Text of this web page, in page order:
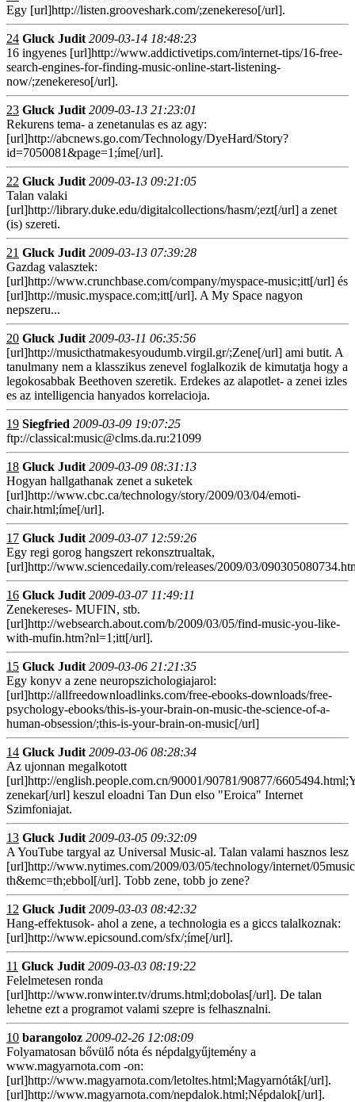
Egy [url]http://listen.grooveshark.com/;zenekereso[/url].
24 Gluck Judit 2009-03-14 18:48:23
16 ingyenes [url]http://www.addictivetips.com/internet-tips/16-free-
search-engines-for-finding-music-online-start-listening-
now/;zenekereso[/url].
23 Gluck Judit 2009-03-13 21:23:01
Rekurens tema- a zenetanulas es az agy:
[url]http://abcnews.go.com/Technology/DyeHard/Story?
id=7050081&page=1;íme[/url].
22 Gluck Judit 2009-03-13 09:21:05
Talan valaki
[url]http://library.duke.edu/digitalcollections/hasm/;ezt[/url] a zenet
(is) szereti.
21 Gluck Judit 2009-03-13 07:39:28
Gazdag valasztek:
[url]http://www.crunchbase.com/company/myspace-music;itt[/url] és
[url]http://music.myspace.com;itt[/url]. A My Space nagyon
nepszeru...
20 Gluck Judit 2009-03-11 06:35:56
[url]http://musicthatmakesyoudumb.virgil.gr/;Zene[/url] ami butit. A
tanulmany nem a klasszikus zenevel foglalkozik de kimutatja hogy a
legokosabbak Beethoven szeretik. Erdekes az alapotlet- a zenei izles
es az intelligencia hanyados korrelacioja.
19 Siegfried 2009-03-09 19:07:25
ftp://classical:music@clms.da.ru:21099
18 Gluck Judit 2009-03-09 08:31:13
Hogyan hallgathanak zenet a suketek
[url]http://www.cbc.ca/technology/story/2009/03/04/emoti-
chair.html;íme[/url].
17 Gluck Judit 2009-03-07 12:59:26
Egy regi gorog hangszert rekonsztrualtak,
[url]http://www.sciencedaily.com/releases/2009/03/
16 Gluck Judit 2009-03-07 11:49:11
Zenekereses- MUFIN, stb.
[url]http://websearch.about.com/b/2009/03/05/find-music-you-like-
with-mufin.htm?nl=1;itt[/url].
15 Gluck Judit 2009-03-06 21:21:35
Egy konyv a zene neuropszichologiajarol:
[url]http://allfreedownloadlinks.com/free-ebooks-downloads/free-
psychology-ebooks/this-is-your-brain-on-music-the-science-of-a-
human-obsession/;this-is-your-brain-on-music[/url]
14 Gluck Judit 2009-03-06 08:28:34
Az ujonnan megalkotott
[url]http://english.people.com.cn/90001/90781/90877/
zenekar[/url] keszul eloadni Tan Dun elso "Eroica" Internet
Szimfoniajat.
13 Gluck Judit 2009-03-05 09:32:09
A YouTube targyal az Universal Music-al. Talan valami hasznos lesz
[url]http://www.nytimes.com/2009/03/05/technology/internet/
th&emc=th;ebbol[/url]. Tobb zene, tobb jo zene?
12 Gluck Judit 2009-03-03 08:42:32
Hang-effektusok- ahol a zene, a technologia es a giccs talalkoznak:
[url]http://www.epicsound.com/sfx/;íme[/url].
11 Gluck Judit 2009-03-03 08:19:22
Felelmetesen ronda
[url]http://www.ronwinter.tv/drums.html;dobolas[/url]. De talan
lehetne ezt a programot valami szepre is felhasznalni.
10 barangoloz 2009-02-26 12:08:09
Folyamatosan bővülő nóta és népdalgyűjtemény a
www.magyarnota.com -on:
[url]http://www.magyarnota.com/letoltes.html;Magyarnóták[/url].
[url]http://www.magyarnota.com/nepdalok.html;Népdalok[/url].